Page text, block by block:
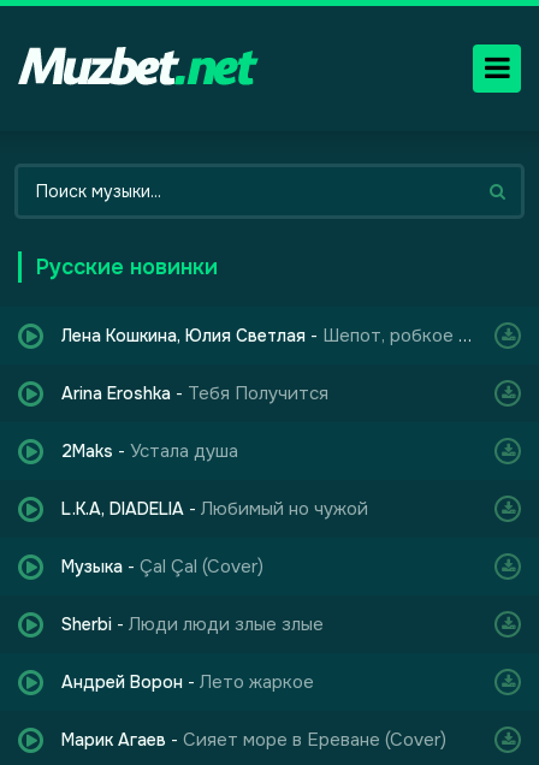
Русские новинки
Лена Кошкина, Юлия Светлая - Шепот, робкое дыхание
Arina Eroshka - Тебя Получится
2Maks - Устала душа
L.K.A, DIADELIA - Любимый но чужой
Музыка - Çal Çal (Cover)
Sherbi - Люди люди злые злые
Андрей Ворон - Лето жаркое
Марик Агаев - Сияет море в Ереване (Cover)